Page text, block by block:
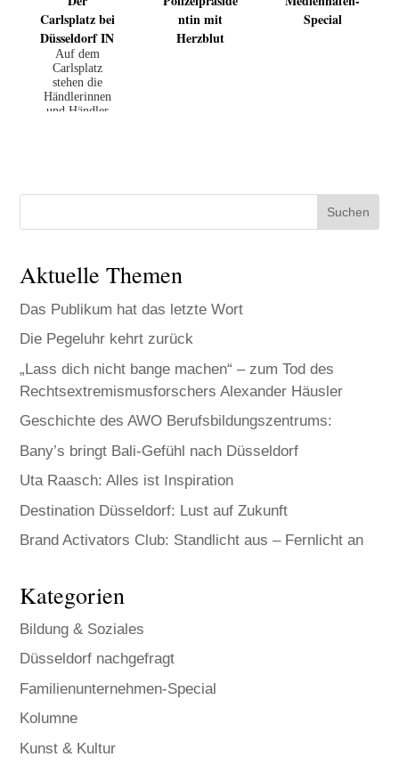
Carlsplatz bei
Düsseldorf IN
Auf dem
Carlsplatz
stehen die
Händlerinnen
und Händler
en Düsseldorf
ntin mit
Herzblut
Special
Suchen
Aktuelle Themen
Das Publikum hat das letzte Wort
Die Pegeluhr kehrt zurück
„Lass dich nicht bange machen“ – zum Tod des
Rechtsextremismusforschers Alexander Häusler
Geschichte des AWO Berufsbildungszentrums:
Bany’s bringt Bali-Gefühl nach Düsseldorf
Uta Raasch: Alles ist Inspiration
Destination Düsseldorf: Lust auf Zukunft
Brand Activators Club: Standlicht aus – Fernlicht an
Kategorien
Bildung & Soziales
Düsseldorf nachgefragt
Familienunternehmen-Special
Kolumne
Kunst & Kultur